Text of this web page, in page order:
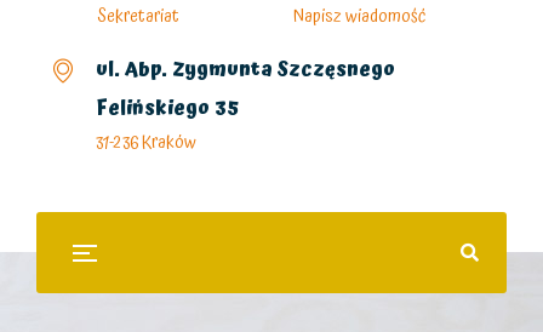
Sekretariat Napisz wiadomość
ul. Abp. Zygmunta Szczęsnego
Felińskiego 35
31-236 Kraków